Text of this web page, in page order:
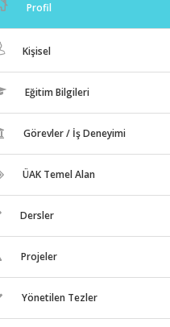
Profil
Kişisel
Eğitim Bilgileri
Görevler / İş Deneyimi
ÜAK Temel Alan
Dersler
Projeler
Yönetilen Tezler